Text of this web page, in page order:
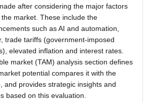
after considering the major factors
market. These include the
such as AI and automation,
trade tariffs (government-imposed
elevated inflation and interest rates.
market (TAM) analysis section defines
potential compares it with the
and provides strategic insights and
based on this evaluation.